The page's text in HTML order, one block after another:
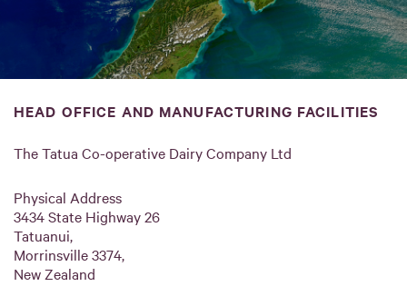
HEAD OFFICE AND MANUFACTURING FACILITIES
The Tatua Co-operative Dairy Company Ltd
Physical Address
3434 State Highway 26
Tatuanui,
Morrinsville 3374,
New Zealand